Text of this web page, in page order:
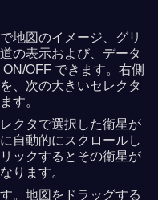
地図のイメージ、グリ
の表示および、データ
OFF できます。右側
、次の大きいセレクタ
す。
クタで選択した衛星が
自動的にスクロールし
ックするとその衛星が
ります。
。地図をドラッグする